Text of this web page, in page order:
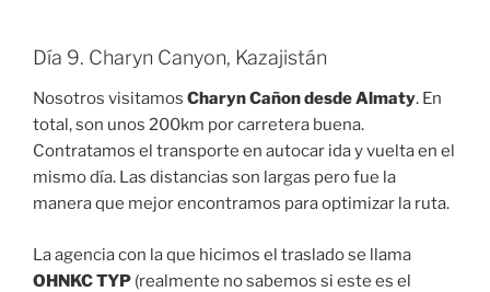
Día 9. Charyn Canyon, Kazajistán
Nosotros visitamos Charyn Cañon desde Almaty. En
total, son unos 200km por carretera buena.
Contratamos el transporte en autocar ida y vuelta en el
mismo día. Las distancias son largas pero fue la
manera que mejor encontramos para optimizar la ruta.
La agencia con la que hicimos el traslado se llama
OHNKC TYP (realmente no sabemos si este es el